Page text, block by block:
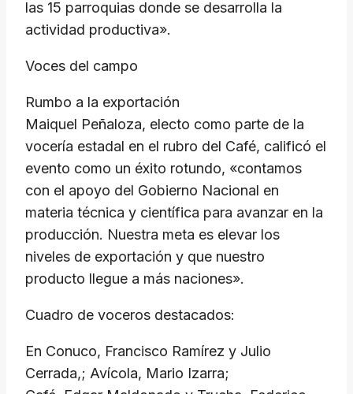
las 15 parroquias donde se desarrolla la
actividad productiva».
Voces del campo
Rumbo a la exportación
Maiquel Peñaloza, electo como parte de la
vocería estadal en el rubro del Café, calificó el
evento como un éxito rotundo, «contamos
con el apoyo del Gobierno Nacional en
materia técnica y científica para avanzar en la
producción. Nuestra meta es elevar los
niveles de exportación y que nuestro
producto llegue a más naciones».
Cuadro de voceros destacados:
En Conuco, Francisco Ramírez y Julio
Cerrada,; Avícola, Mario Izarra;